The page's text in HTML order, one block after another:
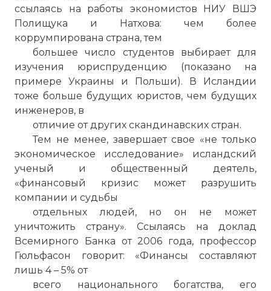
ссылаясь на работы экономистов НИУ ВШЭ
Полищука и Натхова: чем более
коррумпирована страна, тем
большее число студентов выбирает для
изучения юриспруденцию (показано на
примере Украины и Польши). В Исландии
тоже больше будущих юристов, чем будущих
инженеров, в
отличие от других скандинавских стран.
Тем не менее, завершает свое «не только
экономическое исследование» исландский
ученый и общественный деятель,
«финансовый кризис может разрушить
компании и судьбы
отдельных людей, но он не может
уничтожить страну». Ссылаясь на доклад
Всемирного Банка от 2006 года, профессор
Гюльфасон говорит: «Финансы составляют
лишь 4 – 5% от
всего национального богатства, его
Маленькая Исландия привлекает к себе
очень большое внимание.